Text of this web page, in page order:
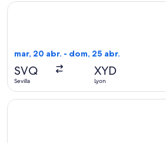
mar, 20 abr. - dom, 25 abr.
SVQ
Sevilla
XYD
Lyon
Seleccionar vuelo de Air France,
Seleccionar vuelo de TAP Portugal,